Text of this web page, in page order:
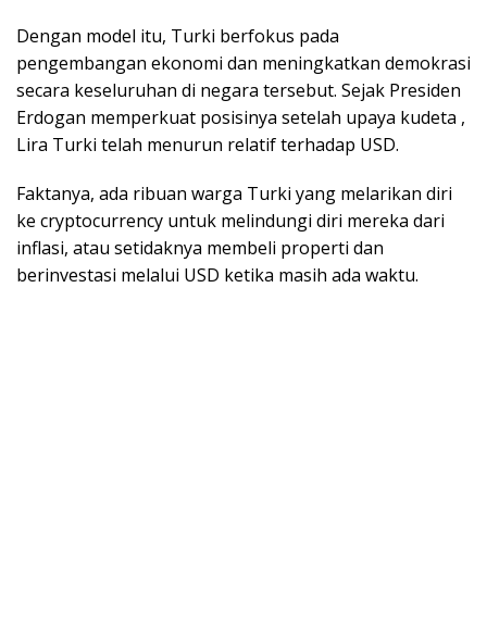
Dengan model itu, Turki berfokus pada
pengembangan ekonomi dan meningkatkan demokrasi
secara keseluruhan di negara tersebut. Sejak Presiden
Erdogan memperkuat posisinya setelah upaya kudeta ,
Lira Turki telah menurun relatif terhadap USD.
Faktanya, ada ribuan warga Turki yang melarikan diri
ke cryptocurrency untuk melindungi diri mereka dari
inflasi, atau setidaknya membeli properti dan
berinvestasi melalui USD ketika masih ada waktu.